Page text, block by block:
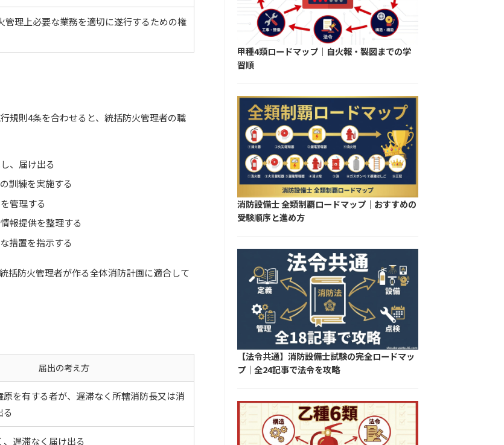
管理上必要な業務を適切に遂行するための権
規則4条を合わせると、統括防火管理者の職
、届け出る
訓練を実施する
管理する
報提供を整理する
措置を指示する
括防火管理者が作る全体消防計画に適合して
届出の考え方
を有する者が、遅滞なく所轄消防長又は消
遅滞なく届け出る
甲種4類ロードマップ｜自火報・製図までの学
習順
消防設備士 全類制覇ロードマップ｜おすすめの
受験順序と進め方
【法令共通】消防設備士試験の完全ロードマッ
プ｜全24記事で法令を攻略